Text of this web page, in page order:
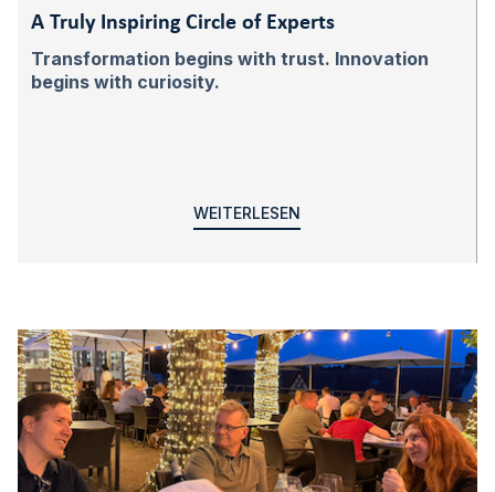
A Truly Inspiring Circle of Experts
Transformation begins with trust. Innovation
begins with curiosity.
WEITERLESEN